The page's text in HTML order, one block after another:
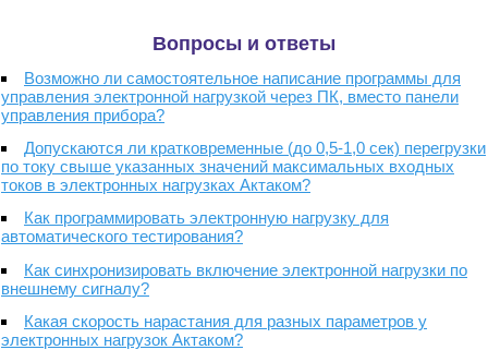
Вопросы и ответы
Возможно ли самостоятельное написание программы для
управления электронной нагрузкой через ПК, вместо панели
управления прибора?
Допускаются ли кратковременные (до 0,5-1,0 сек) перегрузки
по току свыше указанных значений максимальных входных
токов в электронных нагрузках Актаком?
Как программировать электронную нагрузку для
автоматического тестирования?
Как синхронизировать включение электронной нагрузки по
внешнему сигналу?
Какая скорость нарастания для разных параметров у
электронных нагрузок Актаком?